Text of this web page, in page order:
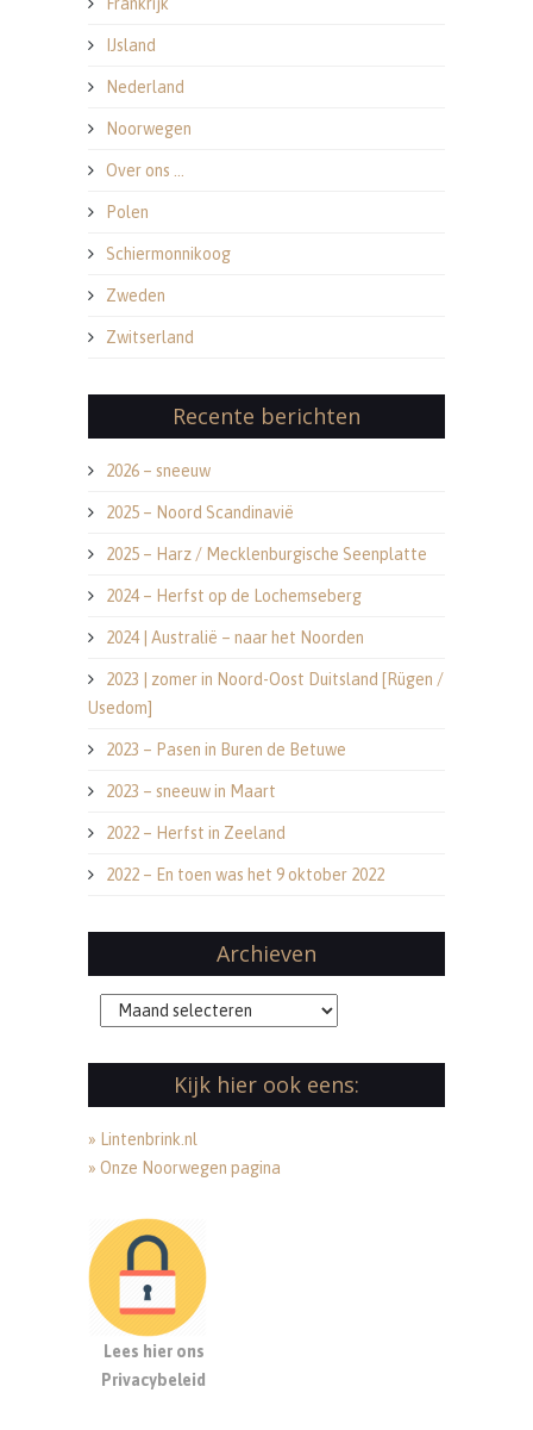
IJsland
Nederland
Noorwegen
Over ons …
Polen
Schiermonnikoog
Zweden
Zwitserland
Recente berichten
2026 – sneeuw
2025 – Noord Scandinavië
2025 – Harz / Mecklenburgische Seenplatte
2024 – Herfst op de Lochemseberg
2024 | Australië – naar het Noorden
2023 | zomer in Noord-Oost Duitsland [Rügen /
Usedom]
2023 – Pasen in Buren de Betuwe
2023 – sneeuw in Maart
2022 – Herfst in Zeeland
2022 – En toen was het 9 oktober 2022
Archieven
Archieven
Kijk hier ook eens:
» Lintenbrink.nl
» Onze Noorwegen pagina
Lees hier ons
Privacybeleid